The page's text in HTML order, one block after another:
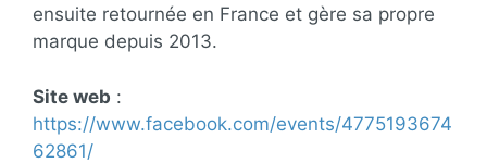
ensuite retournée en France et gère sa propre
marque depuis 2013.
Site web :
https://www.facebook.com/events/4775193674
62861/